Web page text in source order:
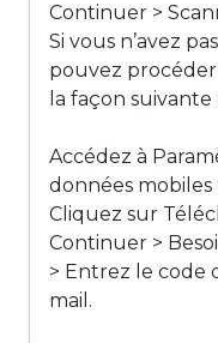
Continuer >
Si vous n’avez
pouvez
la façon suivante :
Accédez à
données mobiles
Cliquez sur
Continuer >
> Entrez le code
mail.